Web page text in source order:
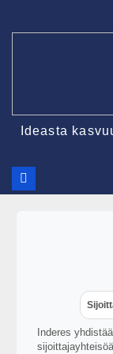
Ideasta
Inderes